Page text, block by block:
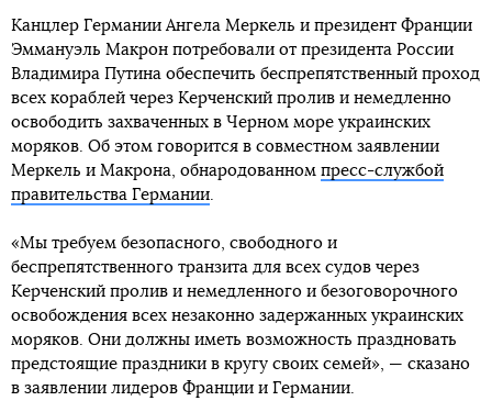
Канцлер Германии Ангела Меркель и президент Франции
Эммануэль Макрон потребовали от президента России
Владимира Путина обеспечить беспрепятственный проход
всех кораблей через Керченский пролив и немедленно
освободить захваченных в Черном море украинских
моряков. Об этом говорится в совместном заявлении
Меркель и Макрона, обнародованном пресс-службой
правительства Германии.
«Мы требуем безопасного, свободного и
беспрепятственного транзита для всех судов через
Керченский пролив и немедленного и безоговорочного
освобождения всех незаконно задержанных украинских
моряков. Они должны иметь возможность праздновать
предстоящие праздники в кругу своих семей», — сказано
в заявлении лидеров Франции и Германии.